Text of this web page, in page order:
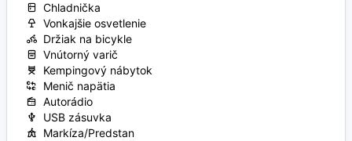
Chladnička
Vonkajšie osvetlenie
Držiak na bicykle
Vnútorný varič
Kempingový nábytok
Menič napätia
Autorádio
USB zásuvka
Markíza/Predstan